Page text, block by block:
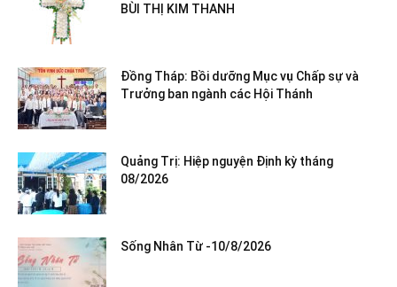
BÙI THỊ KIM THANH
Đồng Tháp: Bồi dưỡng Mục vụ Chấp sự và
Trưởng ban ngành các Hội Thánh
Quảng Trị: Hiệp nguyện Định kỳ tháng
08/2026
Sống Nhân Từ -10/8/2026